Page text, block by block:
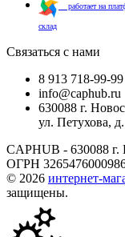
работает на
склад
Связаться с нами
8 913 718-99-99
info@caphub.ru
630088 г.
ул. Петухова,
CAPHUB - 630088 г.
ОГРН
© 2026 интернет-
защищены.